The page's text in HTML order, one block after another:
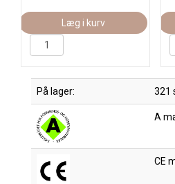
Læg i kurv
På lager: 321
A
CE